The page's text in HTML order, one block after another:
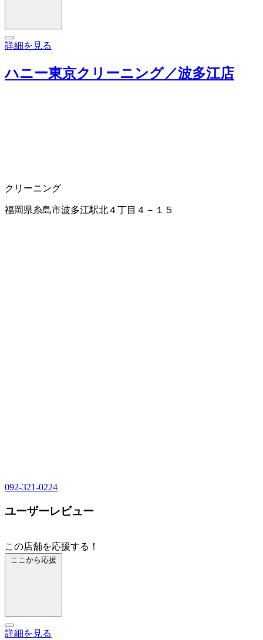
詳細を見る
ハニー東京クリーニング／波多江店
クリーニング
福岡県糸島市波多江駅北４丁目４－１５
092-321-0224
ユーザーレビュー
この店舗を応援する！
ここから応援
詳細を見る